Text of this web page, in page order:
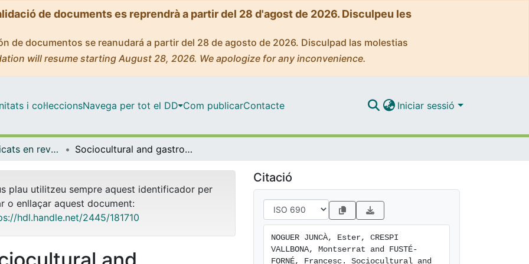
de documents es reprendrà a partir del 28 d'agost de 2026. Disculpeu les
de documentos se reanudará a partir del 28 de agosto de 2026. Disculpad las molestias
will resume starting August 28, 2026. We apologize for any inconvenience.
i col·leccionsNavega per tot el DD Com publicarContacte Iniciar sessió
Articles publicats en revistes (Empresa) Sociocultural and gastronomic revaluation of local products: trumfa in the Vall de Camprodon (Catalonia, Spain)
plau utilitzeu sempre aquest identificador per
o enllaçar aquest document:
hdl.handle.net/2445/181710
Citació
NOGUER JUNCÀ, Ester, CRESPI
VALLBONA, Montserrat and FUSTÉ-
FORNÉ, Francesc. Sociocultural and